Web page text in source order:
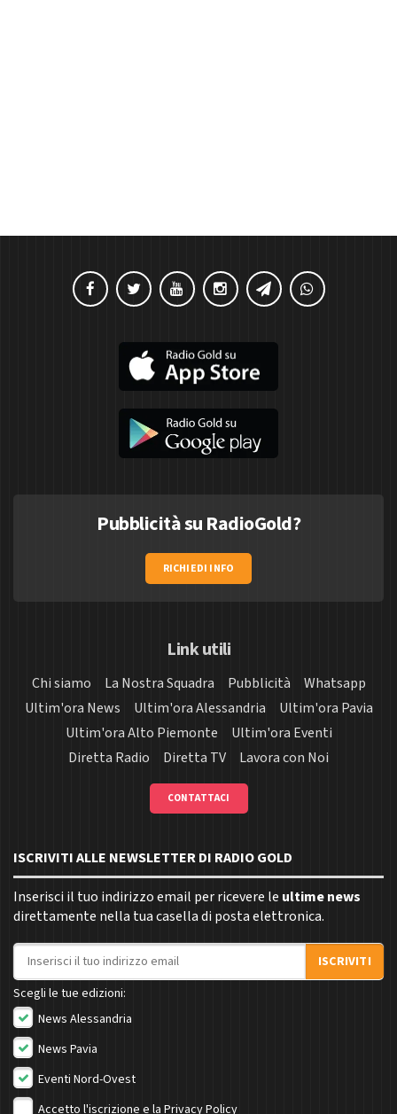
Pubblicità su RadioGold?
RICHIEDI INFO
Link utili
Chi siamo La Nostra Squadra Pubblicità
Whatsapp
Ultim'ora News
Ultim'ora Alessandria
Ultim'ora Pavia
Ultim'ora Alto Piemonte
Ultim'ora Eventi
Diretta Radio
Diretta TV Lavora con Noi
CONTATTACI
ISCRIVITI ALLE NEWSLETTER DI RADIO GOLD
Inserisci il tuo indirizzo email per ricevere le ultime news
direttamente nella tua casella di posta elettronica.
Indirizzo email
ISCRIVITI
Scegli le tue edizioni:
News Alessandria
News Pavia
Eventi Nord-Ovest
Accetto l'iscrizione e la Privacy Policy